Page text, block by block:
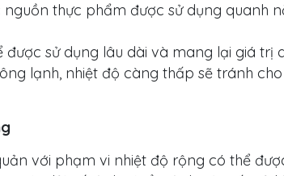
thực phẩm được sử dụng quanh
sử dụng lâu dài và mang lại giá trị
lạnh, nhiệt độ càng thấp sẽ tránh
với phạm vi nhiệt độ rộng có thể